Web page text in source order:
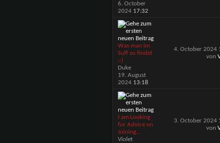
6. October
2024 17:32
Was man im
Suff so findet
:-)
Duke
19. August
2024 13:18
4. October 2024
von
I am Looking
for Advice on
Joining...
Violet
3. October 2024
von